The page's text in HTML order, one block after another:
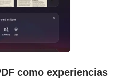
como experiencias